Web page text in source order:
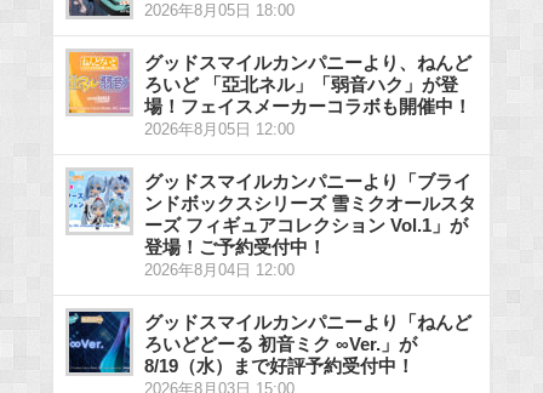
2026年8月05日 18:00
グッドスマイルカンパニーより、ねんど
ろいど 「亞北ネル」「弱音ハク」が登
場！フェイスメーカーコラボも開催中！
2026年8月05日 12:00
グッドスマイルカンパニーより「ブライ
ンドボックスシリーズ 雪ミクオールスタ
ーズ フィギュアコレクション Vol.1」が
登場！ご予約受付中！
2026年8月04日 12:00
グッドスマイルカンパニーより「ねんど
ろいどどーる 初音ミク ∞Ver.」が
8/19（水）まで好評予約受付中！
2026年8月03日 15:00